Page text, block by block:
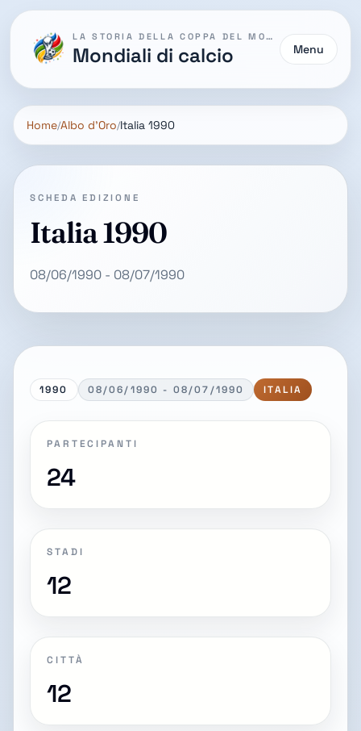
LA STORIA DELLA COPPA DEL MONDO
Mondiali di calcio Menu
Home Albo d'Oro Italia 1990
SCHEDA EDIZIONE
Italia 1990
08/06/1990 - 08/07/1990
1990 08/06/1990 - 08/07/1990 ITALIA
PARTECIPANTI
24
STADI
12
CITTÀ
12